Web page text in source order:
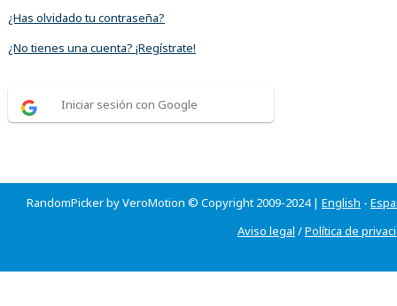
¿Has olvidado tu contraseña?
¿No tienes una cuenta? ¡Regístrate!
Iniciar sesión con Google
RandomPicker by VeroMotion © Copyright 2009-2024 | English -
Aviso legal /Política de